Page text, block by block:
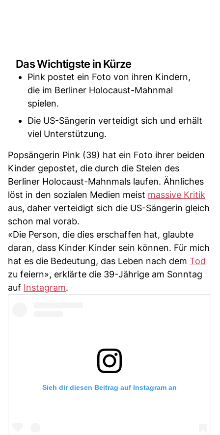
Das Wichtigste in Kürze
Pink postet ein Foto von ihren Kindern,
die im Berliner Holocaust-Mahnmal
spielen.
Die US-Sängerin verteidigt sich und erhält
viel Unterstützung.
Popsängerin Pink (39) hat ein Foto ihrer beiden
Kinder gepostet, die durch die Stelen des
Berliner Holocaust-Mahnmals laufen. Ähnliches
löst in den sozialen Medien meist massive Kritik
aus, daher verteidigt sich die US-Sängerin gleich
schon mal vorab.
«Die Person, die dies erschaffen hat, glaubte
daran, dass Kinder Kinder sein können. Für mich
hat es die Bedeutung, das Leben nach dem Tod
zu feiern», erklärte die 39-Jährige am Sonntag
auf Instagram.
Sieh dir diesen Beitrag auf Instagram an